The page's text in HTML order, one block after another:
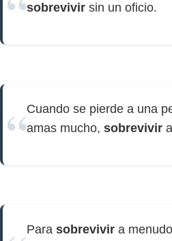
sobrevivir sin un oficio.
Cuando se pierde a una
amas mucho, sobrevivir
Para sobrevivir a